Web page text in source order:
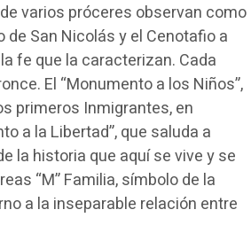
varios próceres observan como
San Nicolás y el Cenotafio a
fe que la caracterizan. Cada
El “Monumento a los Niños”,
primeros Inmigrantes, en
a la Libertad”, que saluda a
la historia que aquí se vive y se
“M” Familia, símbolo de la
a la inseparable relación entre